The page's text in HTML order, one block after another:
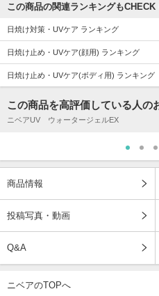
この商品の関連ランキングもCHECK
日焼け対策・UVケア ランキング
日焼け止め・UVケア(顔用) ランキング
日焼け止め・UVケア(ボディ用) ランキング
この商品を高評価している人の
ニベアUV ウォータージェルEX
商品情報
投稿写真・動画
Q&A
ニベアのTOPへ